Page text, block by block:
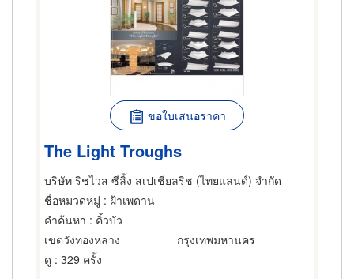
ขอใบเสนอราคา
The Light Troughs
บริษัท ริชไวส ซีลิ้ง สเปเชียลริช (ไทยแลนด์) จำกัด
ชื่อหมวดหมู่ : ฝ้าเพดาน
คำค้นหา : คิ้วบัว
เขตวังทองหลาง
กรุงเทพมหานคร
ดู : 329 ครั้ง